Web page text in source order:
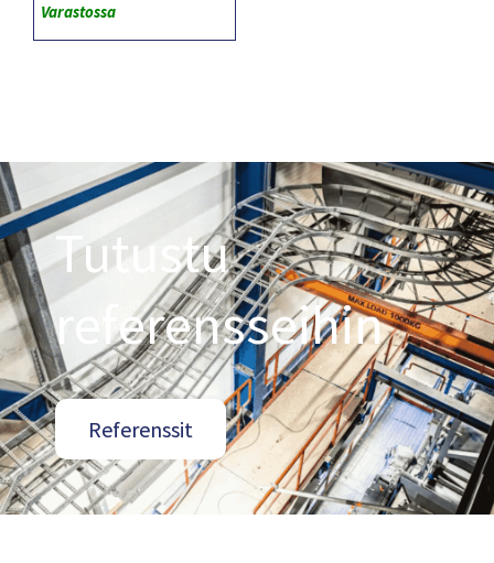
Varastossa
Tutustu
referensseihin
Referenssit